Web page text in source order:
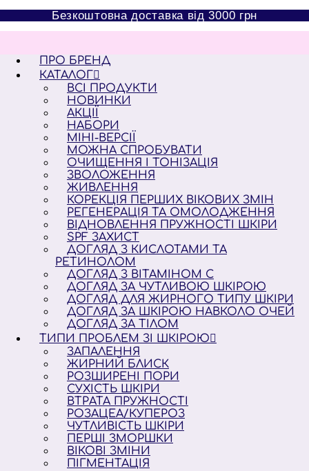
вмісту
Безкоштовна доставка від 3000 грн
ПРО БРЕНД
КАТАЛОГ
ВСІ ПРОДУКТИ
НОВИНКИ
АКЦІЇ
НАБОРИ
МІНІ-ВЕРСІЇ
МОЖНА СПРОБУВАТИ
ОЧИЩЕННЯ І ТОНІЗАЦІЯ
ЗВОЛОЖЕННЯ
ЖИВЛЕННЯ
КОРЕКЦІЯ ПЕРШИХ ВІКОВИХ ЗМІН
РЕГЕНЕРАЦІЯ ТА ОМОЛОДЖЕННЯ
ВІДНОВЛЕННЯ ПРУЖНОСТІ ШКІРИ
SPF ЗАХИСТ
ДОГЛЯД З КИСЛОТАМИ ТА
РЕТИНОЛОМ
ДОГЛЯД З ВІТАМІНОМ С
ДОГЛЯД ЗА ЧУТЛИВОЮ ШКІРОЮ
ДОГЛЯД ДЛЯ ЖИРНОГО ТИПУ ШКІРИ
ДОГЛЯД ЗА ШКІРОЮ НАВКОЛО ОЧЕЙ
ДОГЛЯД ЗА ТІЛОМ
ТИПИ ПРОБЛЕМ ЗІ ШКІРОЮ
ЗАПАЛЕННЯ
ЖИРНИЙ БЛИСК
РОЗШИРЕНІ ПОРИ
СУХІСТЬ ШКІРИ
ВТРАТА ПРУЖНОСТІ
РОЗАЦЕА/КУПЕРОЗ
ЧУТЛИВІСТЬ ШКІРИ
ПЕРШІ ЗМОРШКИ
ВІКОВІ ЗМІНИ
ПІГМЕНТАЦІЯ